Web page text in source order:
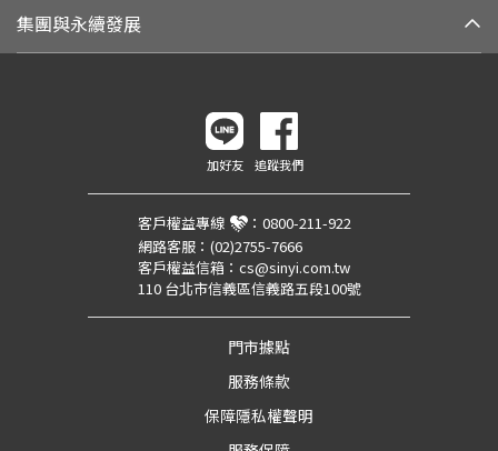
集團與永續發展
加好友 追蹤我們
客戶權益專線 ： 0800-211-922
網路客服： (02)2755-7666
客戶權益信箱： cs@sinyi.com.tw
110 台北市信義區信義路五段100號
門市據點
服務條款
保障隱私權聲明